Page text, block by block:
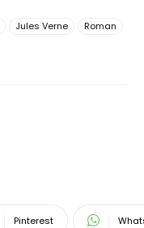
Jules Verne
Roman
Pinterest